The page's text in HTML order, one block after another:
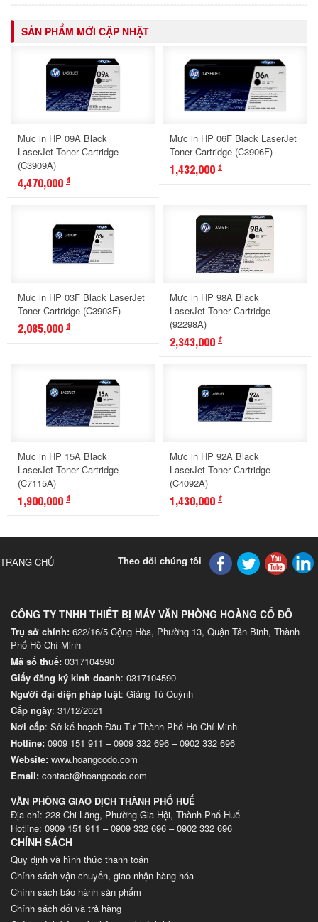
SẢN PHẨM MỚI CẬP NHẬT
Mực in HP 09A Black
LaserJet Toner Cartridge
(C3909A)
4,470,000 đ
Mực in HP 06F Black LaserJet
Toner Cartridge (C3906F)
1,432,000 đ
Mực in HP 03F Black LaserJet
Toner Cartridge (C3903F)
2,085,000 đ
Mực in HP 98A Black
LaserJet Toner Cartridge
(92298A)
2,343,000 đ
Mực in HP 15A Black
LaserJet Toner Cartridge
(C7115A)
1,900,000 đ
Mực in HP 92A Black
LaserJet Toner Cartridge
(C4092A)
1,430,000 đ
TRANG CHỦ Theo dõi chúng tôi
CÔNG TY TNHH THIẾT BỊ MÁY VĂN PHÒNG HOÀNG CỐ ĐÔ
Trụ sở chính: 622/16/5 Cộng Hòa, Phường 13, Quận Tân Binh, Thành
Phố Hồ Chí Minh
Mã số thuế: 0317104590
Giấy đăng ký kinh doanh: 0317104590
Người đại diện pháp luật: Giảng Tú Quỳnh
Cấp ngày: 31/12/2021
Nơi cấp: Sở kế hoạch Đầu Tư Thành Phố Hồ Chí Minh
Hotline: 0909 151 911 –0909 332 696 –0902 332 696
Website: www.hoangcodo.com
Email: contact@hoangcodo.com
VĂN PHÒNG GIAO DỊCH THÀNH PHỐ HUẾ
Địa chỉ: 228 Chi Lăng, Phường Gia Hội, Thành Phố Huế
Hotline: 0909 151 911 – 0909 332 696 – 0902 332 696
CHÍNH SÁCH
Quy định và hình thức thanh toán
Chính sách vận chuyển, giao nhận hàng hóa
Chính sách bảo hành sản phẩm
Chính sách đổi và trả hàng